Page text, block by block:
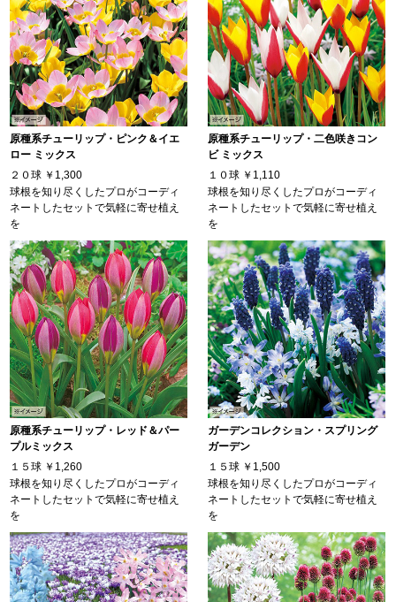
原種系チューリップ・ピンク＆イエ
ロー ミックス
２０球 ￥1,300
球根を知り尽くしたプロがコーディ
ネートしたセットで気軽に寄せ植え
を
原種系チューリップ・二色咲きコン
ビ ミックス
１０球 ￥1,110
球根を知り尽くしたプロがコーディ
ネートしたセットで気軽に寄せ植え
を
原種系チューリップ・レッド＆パー
プルミックス
１５球 ￥1,260
球根を知り尽くしたプロがコーディ
ネートしたセットで気軽に寄せ植え
を
ガーデンコレクション・スプリング
ガーデン
１５球 ￥1,500
球根を知り尽くしたプロがコーディ
ネートしたセットで気軽に寄せ植え
を